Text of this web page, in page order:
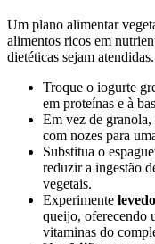
Um plano alimentar
alimentos ricos em
dietéticas sejam
Troque o iogurte
em proteínas e à
Em vez de granola,
com nozes para
Substitua o
reduzir a ingestão
vegetais.
Experimente
queijo, oferecendo
vitaminas do